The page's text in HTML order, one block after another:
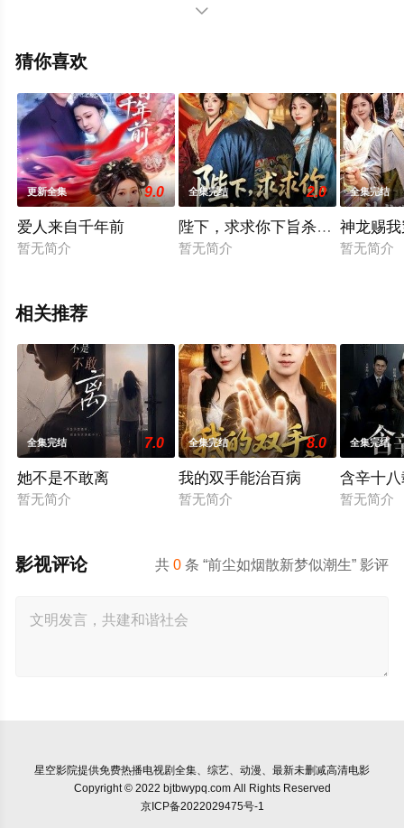
情已揭晓（1-1全集），手机免费观看高清无删减完整版电
剧、电视猫或剧情网等平台了解。

猜你喜欢
更新全集 9.0
爱人来自千年前
暂无简介
全集完结 2.0
陛下，求求你下旨杀了我吧
暂无简介
全集完结
神龙赐
暂无简介
相关推荐
全集完结 7.0
她不是不敢离
暂无简介
全集完结 8.0
我的双手能治百病
暂无简介
全集完结
含辛十
暂无简介
共0 条 “前尘如烟散新梦似潮生” 影评
影视评论
星空影院提供免费热播电视剧全集、综艺、动漫、最新未删减高清电影
Copyright © 2022 bjtbwypq.com All Rights Reserved
京ICP备2022029475号-1